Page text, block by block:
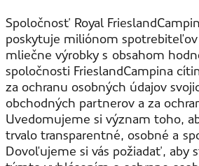
Spoločnosť Royal
poskytuje miliónom
mliečne výrobky s obsahom
spoločnosti FrieslandCampina
za ochranu osobných údajov
obchodných partnerov a za
Uvedomujeme si význam toho,
trvalo transparentné, osobné a
Dovoľujeme si vás požiadať, aby